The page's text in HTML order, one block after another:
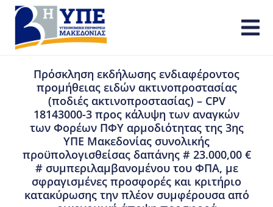
Πρόσκληση εκδήλωσης ενδιαφέροντος
προμήθειας ειδών ακτινοπροστασίας
(ποδιές ακτινοπροστασίας) – CPV
18143000-3 προς κάλυψη των αναγκών
των Φορέων ΠΦΥ αρμοδιότητας της 3ης
ΥΠΕ Μακεδονίας συνολικής
προϋπολογισθείσας δαπάνης # 23.000,00 €
# συμπεριλαμβανομένου του ΦΠΑ, με
σφραγισμένες προσφορές και κριτήριο
κατακύρωσης την πλέον συμφέρουσα από